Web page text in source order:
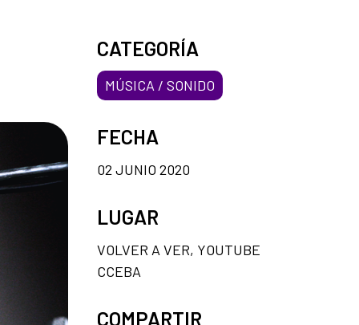
CATEGORÍA
MÚSICA / SONIDO
FECHA
02 JUNIO 2020
LUGAR
VOLVER A VER, YOUTUBE
CCEBA
COMPARTIR